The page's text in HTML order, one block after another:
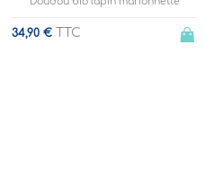
34,90 € TTC